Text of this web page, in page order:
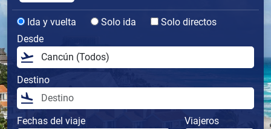
Ida y vuelta Solo ida
Solo directos
Desde
Destino
Fechas del viaje Viajeros